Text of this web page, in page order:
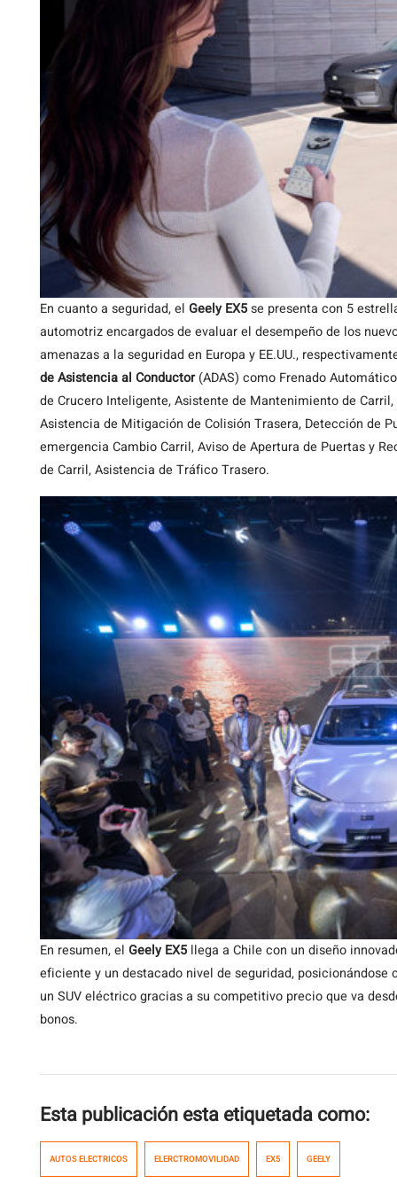
En cuanto a seguridad, el Geely EX5se presenta con 5
automotriz encargados de evaluar el desempeño de los
amenazas a la seguridad en Europa y EE.UU.,
de Asistencia al Conductor(ADAS) como Frenado
de Crucero Inteligente, Asistente de Mantenimiento de
Asistencia de Mitigación de Colisión Trasera, Detección de
emergencia Cambio Carril, Aviso de Apertura de Puertas y
de Carril, Asistencia de Tráfico Trasero.
En resumen, el Geely EX5 llega a Chile con un diseño
eficiente y un destacado nivel de seguridad,
un SUV eléctrico gracias a su competitivo precio que va
bonos.
Esta publicación esta etiquetada como:
AUTOS ELECTRICOS ELERCTROMOVILIDAD EX5 GEELY